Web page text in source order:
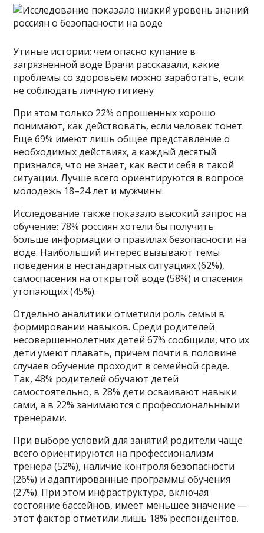
Утиные истории: чем опасно купание в
загрязненной воде Врачи рассказали, какие
проблемы со здоровьем можно заработать, если
не соблюдать личную гигиену
При этом только 22% опрошенных хорошо
понимают, как действовать, если человек тонет.
Еще 69% имеют лишь общее представление о
необходимых действиях, а каждый десятый
признался, что не знает, как вести себя в такой
ситуации. Лучше всего ориентируются в вопросе
молодежь 18–24 лет и мужчины.
Исследование также показало высокий запрос на
обучение: 78% россиян хотели бы получить
больше информации о правилах безопасности на
воде. Наибольший интерес вызывают темы
поведения в нестандартных ситуациях (62%),
самоспасения на открытой воде (58%) и спасения
утопающих (45%).
Отдельно аналитики отметили роль семьи в
формировании навыков. Среди родителей
несовершеннолетних детей 67% сообщили, что их
дети умеют плавать, причем почти в половине
случаев обучение проходит в семейной среде.
Так, 48% родителей обучают детей
самостоятельно, в 28% дети осваивают навыки
сами, а в 22% занимаются с профессиональными
тренерами.
При выборе условий для занятий родители чаще
всего ориентируются на профессионализм
тренера (52%), наличие контроля безопасности
(26%) и адаптированные программы обучения
(27%). При этом инфраструктура, включая
состояние бассейнов, имеет меньшее значение —
этот фактор отметили лишь 18% респондентов.